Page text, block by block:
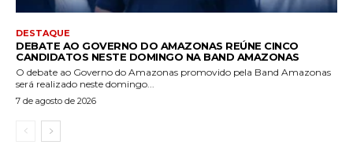
DESTAQUE
DEBATE AO GOVERNO DO AMAZONAS REÚNE CINCO
CANDIDATOS NESTE DOMINGO NA BAND AMAZONAS
O debate ao Governo do Amazonas promovido pela Band Amazonas
será realizado neste domingo...
7 de agosto de 2026